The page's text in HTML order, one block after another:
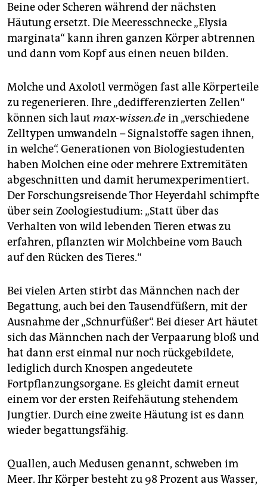
epaper login
Beine oder Scheren während der nächsten
Häutung ersetzt. Die Meeresschnecke „Elysia
marginata“ kann ihren ganzen Körper abtrennen
und dann vom Kopf aus einen neuen bilden.
Molche und Axolotl vermögen fast alle Körperteile
zu regenerieren. Ihre „dedifferenzierten Zellen“
können sich laut max-wissen.dein „verschiedene
Zelltypen umwandeln – Sig­nalstoffe sagen ihnen,
in welche“. Generationen von Biologiestudenten
haben Molchen eine oder mehrere Extremitäten
abgeschnitten und damit herumexperimentiert.
Der Forschungsreisende Thor Heyerdahl schimpfte
über sein Zoologiestudium: „Statt über das
Verhalten von wild lebenden Tieren etwas zu
erfahren, pflanzten wir Molchbeine vom Bauch
auf den Rücken des Tieres.“
Bei vielen Arten stirbt das Männchen nach der
Begattung, auch bei den Tausendfüßern, mit der
Ausnahme der „Schnurfüßer“. Bei dieser Art häutet
sich das Männchen nach der Verpaarung bloß und
hat dann erst einmal nur noch rückgebildete,
lediglich durch Knospen angedeutete
Fortpflanzungsorgane. Es gleicht damit erneut
einem vor der ersten Reifehäutung stehendem
Jungtier. Durch eine zweite Häutung ist es dann
wieder begattungsfähig.
Quallen, auch Medusen genannt, schweben im
Meer. Ihr Körper besteht zu 98 Prozent aus Wasser,